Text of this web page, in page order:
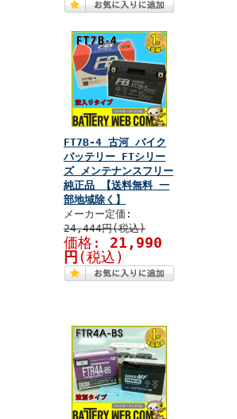
FT7B-4 古河 バイク
バッテリー FTシリー
ズ メンテナンスフリー
純正品 【送料無料 一
部地域除く】
メーカー定価:
24,444円(税込)
価格: 21,990
円 (税込)